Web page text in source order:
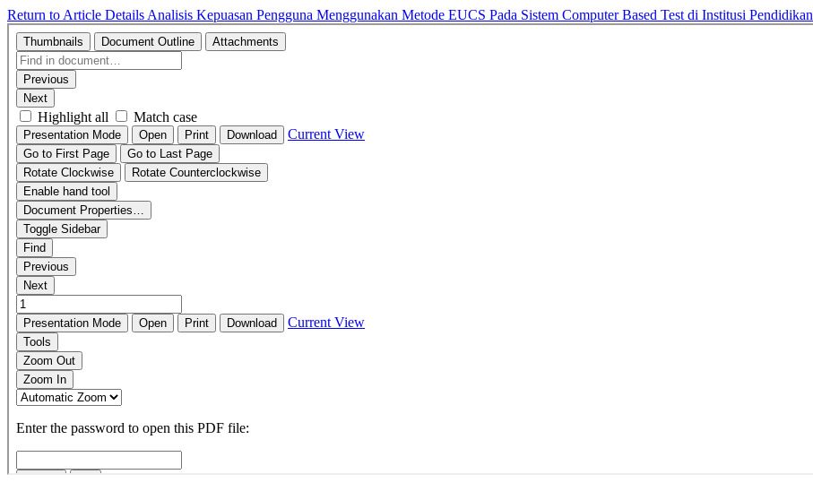
Return to Article Details Analisis Kepuasan Pengguna Menggunakan Metode EUCS Pada Sistem Computer Based Test di Institusi Pendidikan